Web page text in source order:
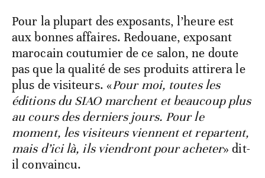
Pour la plupart des exposants, l’heure est
aux bonnes affaires. Redouane, exposant
marocain coutumier de ce salon, ne doute
pas que la qualité de ses produits attirera le
plus de visiteurs. «Pour moi, toutes les
éditions du SIAO marchent et beaucoup plus
au cours des derniers jours. Pour le
moment, les visiteurs viennent et repartent,
mais d’ici là, ils viendront pour acheter» dit-
il convaincu.